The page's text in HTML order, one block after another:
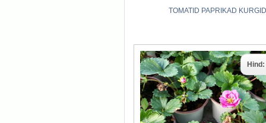
TOMATID PAPRIKAD KURGID
Hind: